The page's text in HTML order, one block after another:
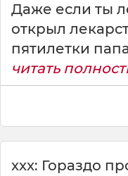
Даже если ты
открыл
пятилетки
читать
xxx: Гораздо